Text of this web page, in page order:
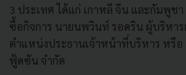
3 ประเทศ ได้แก่ เกาหลี จีน และกัมพูช
ซื้อกิจการ นายนพวินท์ รอดริน ผู้บริหาร
ตำแหน่งประธานเจ้าหน้าที่บริหาร หรื
ฟู้ดซัน จำกัด